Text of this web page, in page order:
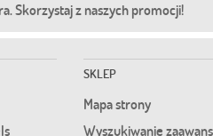
Skorzystaj z naszych promocji!
SKLEP
Mapa strony
Wyszukiwanie